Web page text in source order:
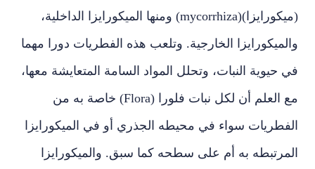
(ميكورايزا)(mycorrhiza) ومنها الميكورايزا الداخلية،
والميكورايزا الخارجية. وتلعب هذه الفطريات دورا مهما
في حيوية النبات، وتحلل المواد السامة المتعايشة معها،
مع العلم أن لكل نبات فلورا (Flora) خاصة به من
الفطريات سواء في محيطه الجذري أو في الميكورايزا
المرتبطه به أم على سطحه كما سبق. والميكورايزا